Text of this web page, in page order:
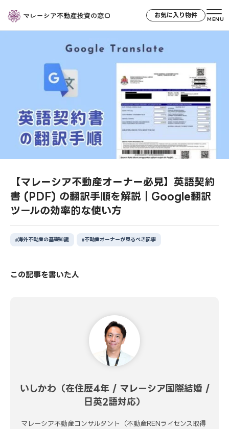
お気に入り物件
MENU
【マレーシア不動産オーナー必見】英語契約
書 (PDF) の翻訳手順を解説｜Google翻訳
ツールの効率的な使い方
海外不動産の基礎知識 不動産オーナーが見るべき記事
この記事を書いた人
いしかわ（在住歴4年 / マレーシア国際結婚 /
日英2語対応）
マレーシア不動産コンサルタント（不動産RENライセンス取得